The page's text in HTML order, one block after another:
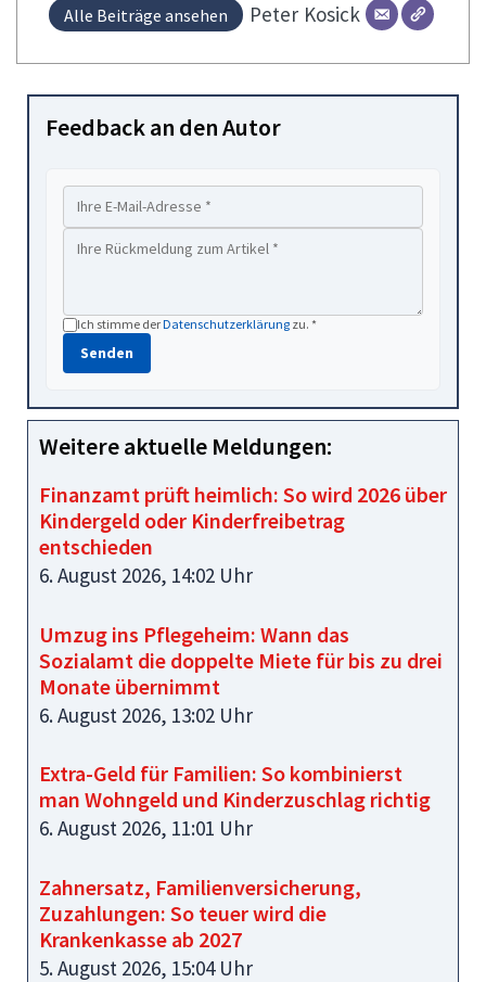
Alle Beiträge ansehen Peter Kosick
Feedback an den Autor
Ich stimme derDatenschutzerklärung zu. *
Senden
Weitere aktuelle Meldungen:
Finanzamt prüft heimlich: So wird 2026 über
Kindergeld oder Kinderfreibetrag
entschieden
6. August 2026, 14:02 Uhr
Umzug ins Pflegeheim: Wann das
Sozialamt die doppelte Miete für bis zu drei
Monate übernimmt
6. August 2026, 13:02 Uhr
Extra-Geld für Familien: So kombinierst
man Wohngeld und Kinderzuschlag richtig
6. August 2026, 11:01 Uhr
Zahnersatz, Familienversicherung,
Zuzahlungen: So teuer wird die
Krankenkasse ab 2027
5. August 2026, 15:04 Uhr